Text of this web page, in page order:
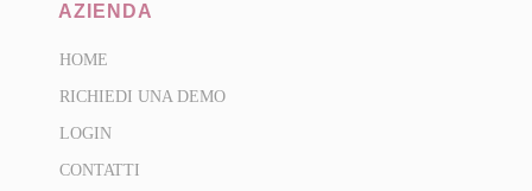
AZIENDA
HOME
RICHIEDI UNA DEMO
LOGIN
CONTATTI